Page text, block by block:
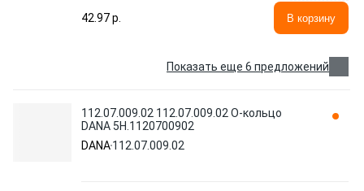
42.97 p.
В корзину
Показать еще 6 предложений
112.07.009.02 112.07.009.02 О-кольцо
DANA 5H.1120700902
DANA112.07.009.02